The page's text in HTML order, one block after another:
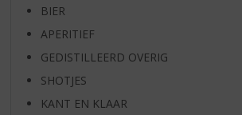
BIER
APERITIEF
GEDISTILLEERD OVERIG
SHOTJES
KANT EN KLAAR